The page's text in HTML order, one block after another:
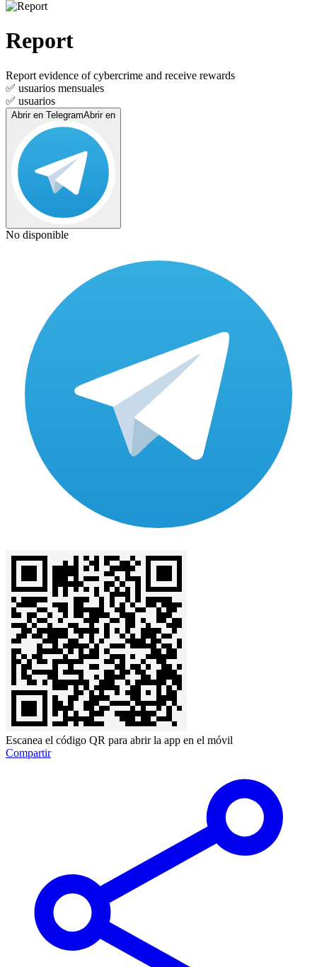
Report
Report evidence of cybercrime and receive rewards
✅ usuarios mensuales
✅ usuarios
Abrir en TelegramAbrir en
No disponible
Escanea el código QR para abrir la app en el móvil
Compartir